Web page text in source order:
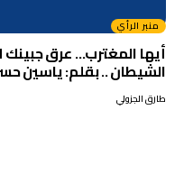
منبر الرأي
أيها المغترب… عرق
الشيطان .. بقلم: ياسين
طارق الجزولي